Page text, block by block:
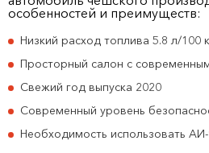
особенностей и преимуществ:
Низкий расход топлива 5.8 л/100
Просторный салон с
Свежий год выпуска 2020
Современный уровень
Необходимость использовать